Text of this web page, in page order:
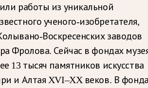
работы из уникальной
ученого-изобретателя,
Воскресенских заводов
Фролова. Сейчас в фондах
13 тысяч памятников искусства
и Алтая XVI–XX веков. В